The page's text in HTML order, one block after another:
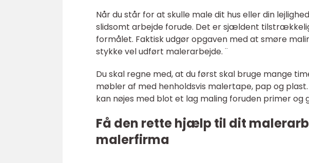
Når du står for at skulle male dit hus eller din
slidsomt arbejde forude. Det er sjældent
formålet. Faktisk udgør opgaven med at smøre
stykke vel udført malerarbejde. ¨
Du skal regne med, at du først skal bruge mange
møbler af med henholdsvis malertape, pap og
kan nøjes med blot et lag maling foruden primer og
Få den rette hjælp til dit
malerfirma